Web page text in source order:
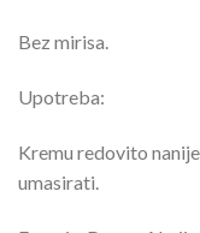
Bez mirisa.
Upotreba:
Kremu redovito
umasirati.